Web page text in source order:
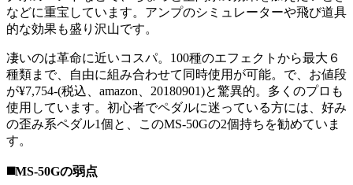
などに重宝しています。アンプのシミュレーターや飛び道具
的な効果も盛り沢山です。
凄いのは革命に近いコスパ。100種のエフェクトから最大６
種類まで、自由に組み合わせて同時使用が可能。で、お値段
が¥7,754-(税込、amazon、20180901)と驚異的。多くのプロも
使用しています。初心者でペダルに迷っている方には、好み
の歪み系ペダル1個と、このMS-50Gの2個持ちを勧めていま
す。
◼️MS-50Gの弱点